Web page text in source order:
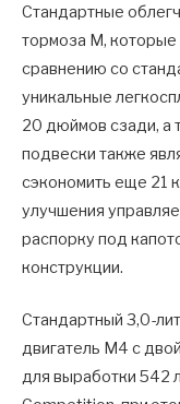
Стандартные
тормоза М, которые
сравнению со
уникальные
20 дюймов сзади, а
подвески также
сэкономить еще 21
улучшения
распорку под
конструкции.
Стандартный 3,0-
двигатель M4 с
для выработки 542